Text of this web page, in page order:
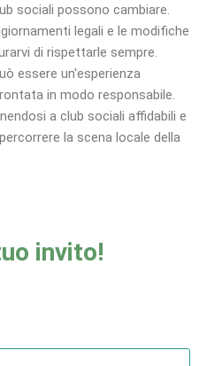
sociali possono cambiare.
legali e le modifiche
di rispettarle sempre.
essere un'esperienza
in modo responsabile.
a club sociali affidabili e
la scena locale della
invito!